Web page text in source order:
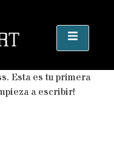
Esta es tu primera
a escribir!